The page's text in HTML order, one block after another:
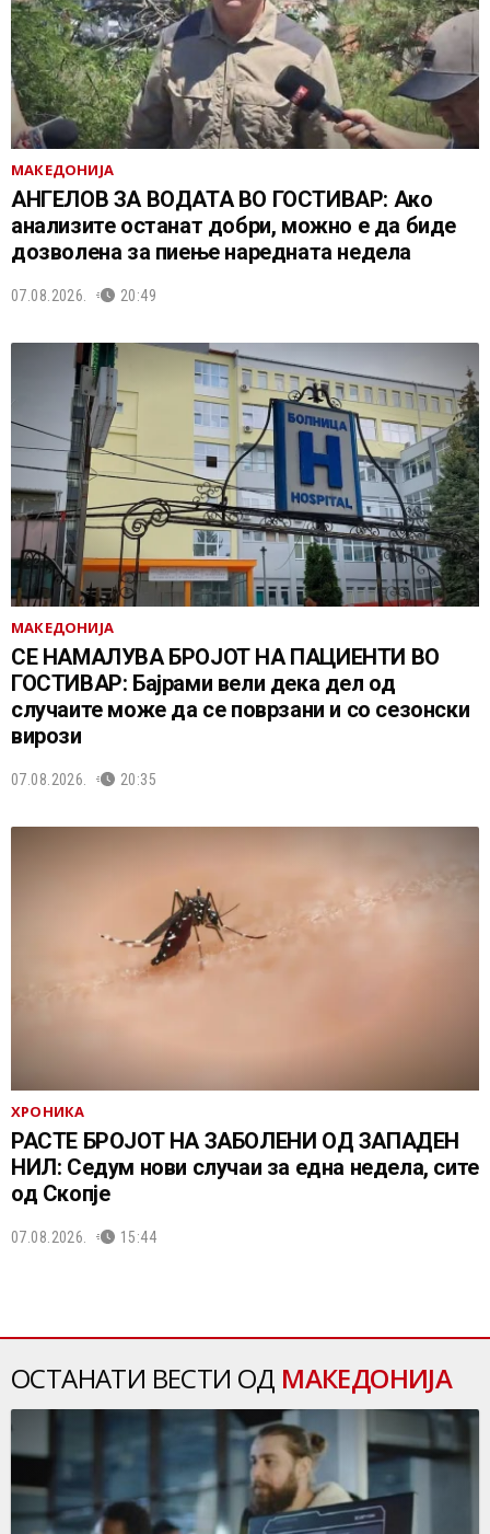
МАКЕДОНИЈА
АНГЕЛОВ ЗА ВОДАТА ВО ГОСТИВАР: Ако
анализите останат добри, можно е да биде
дозволена за пиење наредната недела
07.08.2026. 20:49
МАКЕДОНИЈА
СЕ НАМАЛУВА БРОЈОТ НА ПАЦИЕНТИ ВО
ГОСТИВАР: Бајрами вели дека дел од
случаите може да се поврзани и со сезонски
вирози
07.08.2026. 20:35
ХРОНИКА
РАСТЕ БРОЈОТ НА ЗАБОЛЕНИ ОД ЗАПАДЕН
НИЛ: Седум нови случаи за една недела, сите
од Скопје
07.08.2026. 15:44
ОСТАНАТИ ВЕСТИ ОД МАКЕДОНИЈА